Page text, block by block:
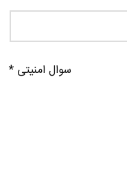
سوال امنیتی *